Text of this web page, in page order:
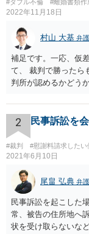
#ダブル不倫 #離婚書類作
2022年11月18日
村山 大基 弁
補足です。一応、仮
て、 裁判で勝ったら
判所が認めるかどう
のであれば、 面談相
2 民事訴訟を
#裁判 #慰謝料請求したい
2021年6月10日
尾畠 弘典 弁
民事訴訟を起こした
常、被告の住所地へ
状を受け取らないな